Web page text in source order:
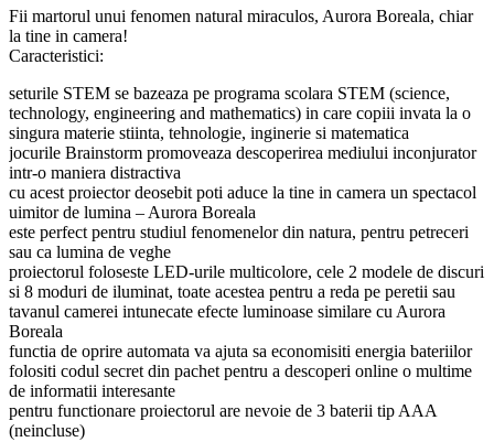
Fii martorul unui fenomen natural miraculos, Aurora Boreala, chiar
la tine in camera!
Caracteristici:
seturile STEM se bazeaza pe programa scolara STEM (science,
technology, engineering and mathematics) in care copiii invata la o
singura materie stiinta, tehnologie, inginerie si matematica
jocurile Brainstorm promoveaza descoperirea mediului inconjurator
intr-o maniera distractiva
cu acest proiector deosebit poti aduce la tine in camera un spectacol
uimitor de lumina – Aurora Boreala
este perfect pentru studiul fenomenelor din natura, pentru petreceri
sau ca lumina de veghe
proiectorul foloseste LED-urile multicolore, cele 2 modele de discuri
si 8 moduri de iluminat, toate acestea pentru a reda pe peretii sau
tavanul camerei intunecate efecte luminoase similare cu Aurora
Boreala
functia de oprire automata va ajuta sa economisiti energia bateriilor
folositi codul secret din pachet pentru a descoperi online o multime
de informatii interesante
pentru functionare proiectorul are nevoie de 3 baterii tip AAA
(neincluse)